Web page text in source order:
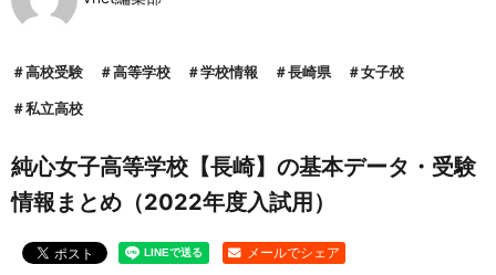
お問い合わせ
高校受験 高等学校 学校情報 長崎県 女子校
私立高校
純心女子高等学校【長崎】の基本データ・受験
情報まとめ（2022年度入試用）
メールでシェア